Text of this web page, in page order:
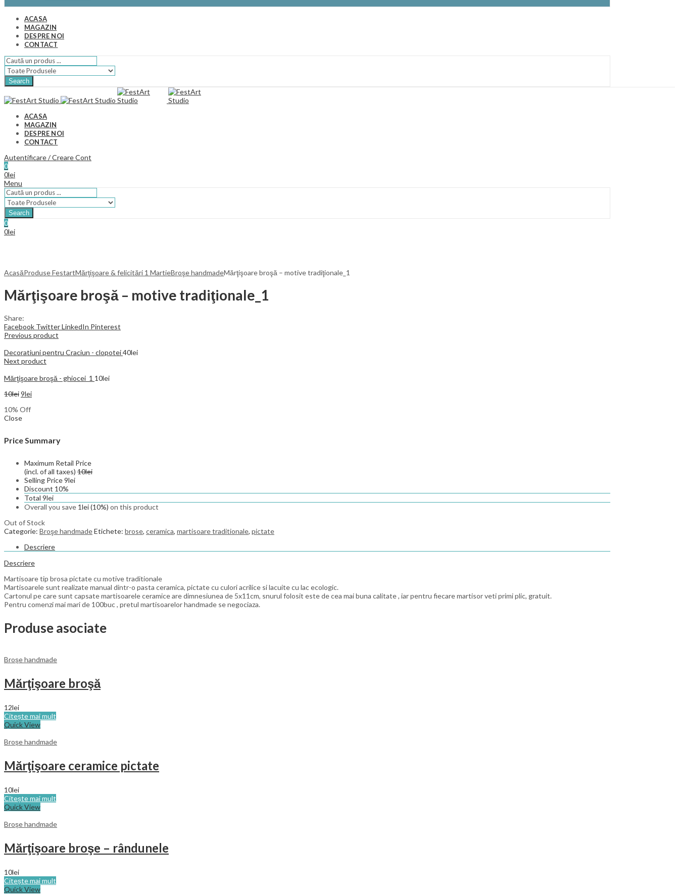
ACASA
MAGAZIN
DESPRE NOI
CONTACT
Search
ACASA
MAGAZIN
DESPRE NOI
CONTACT
Autentificare / Creare Cont
0
0lei
Menu
Search
0
0lei
AcasăProduse FestartMărţişoare & felicitări 1 MartieBroşe handmadeMărţişoare broşă – motive tradiţionale_1
Mărţişoare broşă – motive tradiţionale_1
Share:
Facebook TwitterLinkedIn Pinterest
Previous product
Decoratiuni pentru Craciun - clopotei40lei
Next product
Mărţişoare broşă - ghiocei_1 10lei
10lei9lei
10% Off
Close
Price Summary
Maximum Retail Price
(incl. of all taxes) 10lei
Selling Price9lei
Discount 10%
Total 9lei
Overall you save 1lei(10%) on this product
Out of Stock
Categorie: Broşe handmadeEtichete: brose, ceramica, martisoare traditionale, pictate
Descriere
Descriere
Martisoare tip brosa pictate cu motive traditionale
Martisoarele sunt realizate manual dintr-o pasta ceramica, pictate cu culori acrilice si lacuite cu lac ecologic.
Cartonul pe care sunt capsate martisoarele ceramice are dimnesiunea de 5x11cm, snurul folosit este de cea mai buna calitate , iar pentru fiecare martisor veti primi plic, gratuit.
Pentru comenzi mai mari de 100buc , pretul martisoarelor handmade se negociaza.
Produse asociate
Broşe handmade
Mărţişoare broşă
12lei
Citește mai mult
Quick View
Broşe handmade
Mărţişoare ceramice pictate
10lei
Citește mai mult
Quick View
Broşe handmade
Mărţişoare broşe – rândunele
10lei
Citește mai mult
Quick View